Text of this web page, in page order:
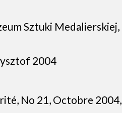
Sztuki Medalierskiej,
2004
No 21, Octobre 2004,